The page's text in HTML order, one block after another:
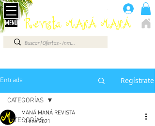
Revista MANÁ MANÁ
Anúnciate aquí 660 07 87 87
.
MENÚ
Entrada Regístrate
CATEGORÍAS
CATEGORÍAS
MANÁ MANÁ REVISTA
13 ene 2021